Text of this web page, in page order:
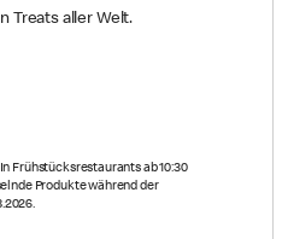
Treats aller Welt.
Frühstücksrestaurants ab 10:30
Produkte während der